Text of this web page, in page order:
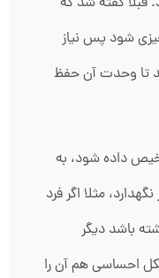
شود پس نیاز
تا وحدت آن حفظ
داده شود، به
مثلا اگر فرد
باشد دیگر
احساسی هم آن را